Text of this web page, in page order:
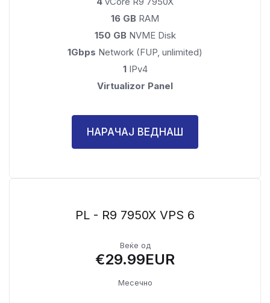
16 GB RAM
150 GBNVME Disk
1Gbps Network (FUP, unlimited)
1IPv4
Virtualizor Panel
НАРАЧАЈ ВЕДНАШ
PL - R9 7950X VPS 6
Веќе од
€29.99EUR
Месечно